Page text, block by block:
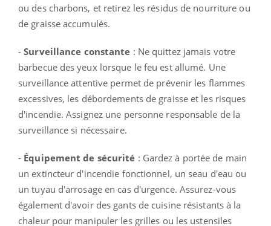
ou des charbons, et retirez les résidus de nourriture ou
de graisse accumulés.
-Surveillance constante : Ne quittez jamais votre
barbecue des yeux lorsque le feu est allumé. Une
surveillance attentive permet de prévenir les flammes
excessives, les débordements de graisse et les risques
d'incendie. Assignez une personne responsable de la
surveillance si nécessaire.
- Équipement de sécurité : Gardez à portée de main
un extincteur d'incendie fonctionnel, un seau d'eau ou
un tuyau d'arrosage en cas d'urgence. Assurez-vous
également d'avoir des gants de cuisine résistants à la
chaleur pour manipuler les grilles ou les ustensiles